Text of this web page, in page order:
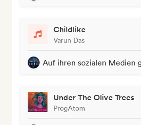
Childlike
Varun Das
Auf ihren sozialen Medien
Under The Olive Trees
ProgAtom